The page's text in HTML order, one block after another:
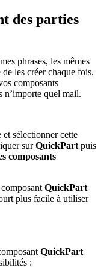
des parties
phrases, les mêmes
les créer chaque fois.
composants
n’importe quel mail.
sélectionner cette
surQuickPart puis
composants
QuickPart
plus facile à utiliser
QuickPart
: